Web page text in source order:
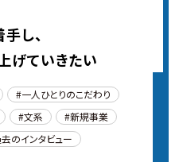
し、
げていきたい
一人ひとりのこだわり
文系
新規事業
のインタビュー